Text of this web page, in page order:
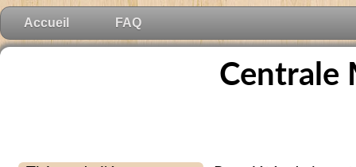
Accueil FAQ
Centrale